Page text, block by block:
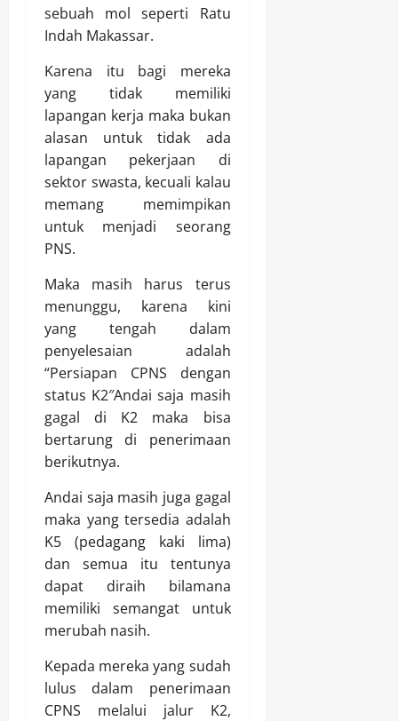
sebuah mol seperti Ratu
Indah Makassar.
Karena itu bagi mereka
yang tidak memiliki
lapangan kerja maka bukan
alasan untuk tidak ada
lapangan pekerjaan di
sektor swasta, kecuali kalau
memang memimpikan
untuk menjadi seorang
PNS.
Maka masih harus terus
menunggu, karena kini
yang tengah dalam
penyelesaian adalah
“Persiapan CPNS dengan
status K2″Andai saja masih
gagal di K2 maka bisa
bertarung di penerimaan
berikutnya.
Andai saja masih juga gagal
maka yang tersedia adalah
K5 (pedagang kaki lima)
dan semua itu tentunya
dapat diraih bilamana
memiliki semangat untuk
merubah nasih.
Kepada mereka yang sudah
lulus dalam penerimaan
CPNS melalui jalur K2,